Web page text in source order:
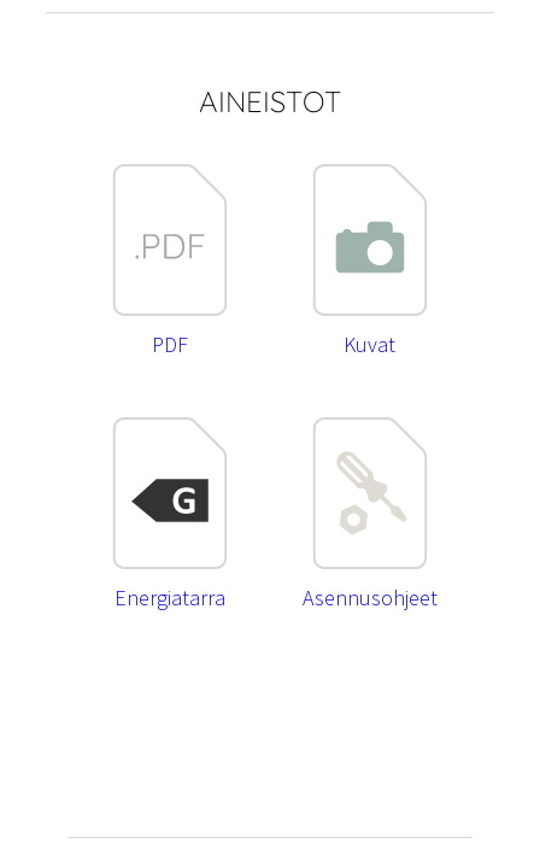
AINEISTOT
PDF Kuvat
Energiatarra Asennusohjeet